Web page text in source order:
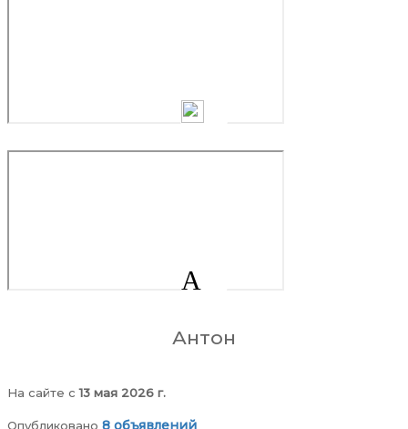
А
Антон
На сайте c13 мая 2026 г.
Опубликовано 8 объявлений